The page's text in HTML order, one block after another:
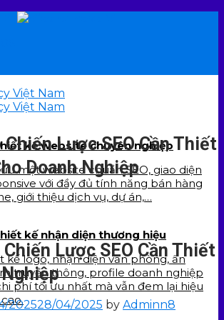
kế website chuyên nghiệp
một website chuẩn SEO, giao diện
với đầy đủ tính năng bán hàng
giới thiệu dịch vụ, dự án,…
kế nhận diện thương hiệu
kế logo, nhận diện văn phòng, ấn
truyền thông, profile doanh nghiệp
phí tối ưu nhất mà vẫn đem lại hiệu
Lược SEO Cần Thiết
Doanh Nghiệp
Lược SEO Cần Thiết
202528/04/2025 by Adminn8